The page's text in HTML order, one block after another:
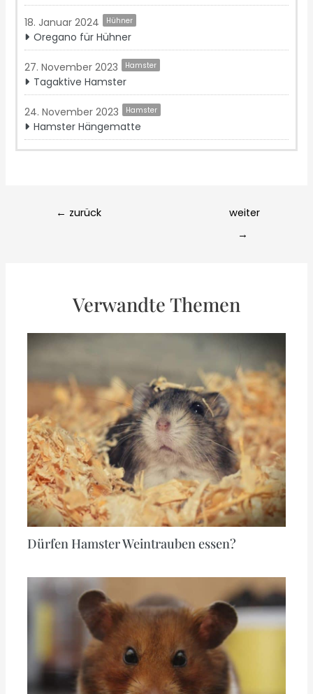
18. Januar 2024 Hühner
Oregano für Hühner
27. November 2023 Hamster
Tagaktive Hamster
24. November 2023 Hamster
Hamster Hängematte
← zurück
weiter
→
Verwandte Themen
Dürfen Hamster Weintrauben essen?